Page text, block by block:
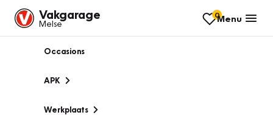
Vakgarage
Melse
0Menu
Occasions
APK
Werkplaats